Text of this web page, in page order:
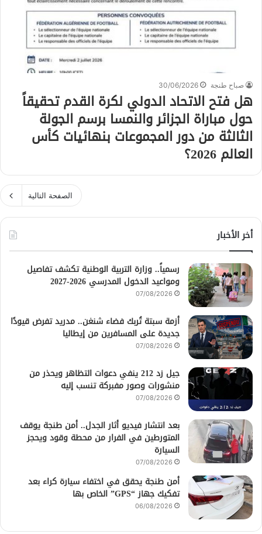
صباح طنجة 30/06/2026
هل فتح الاتحاد الدولي لكرة القدم تحقيقاً
حول مباراة الجزائر والنمسا برسم الجولة
الثالثة من دور المجموعات بنهائيات كأس
العالم 2026؟
الصفحة التالية
أخر الأخبار
رسمياً.. وزارة التربية الوطنية تكشف تفاصيل
ومواعيد الدخول المدرسي 2026-2027
07/08/2026
أزمة سبتة تُربك فضاء شنغن.. مدريد تفرض قيودًا
جديدة على المسافرين من إيطاليا
07/08/2026
جيل زد 212 ينفي دعوات التظاهر ويحذر من
منشورات وصور مفبركة تنسب إليه
07/08/2026
بعد انتشار فيديو أثار الجدل.. أمن طنجة يوقف
المتورطين في الفرار من محطة وقود ويحجز
السيارة
07/08/2026
أمن طنجة يحقق في اختفاء سيارة كراء بعد
تفكيك جهاز “GPS” الخاص بها
06/08/2026